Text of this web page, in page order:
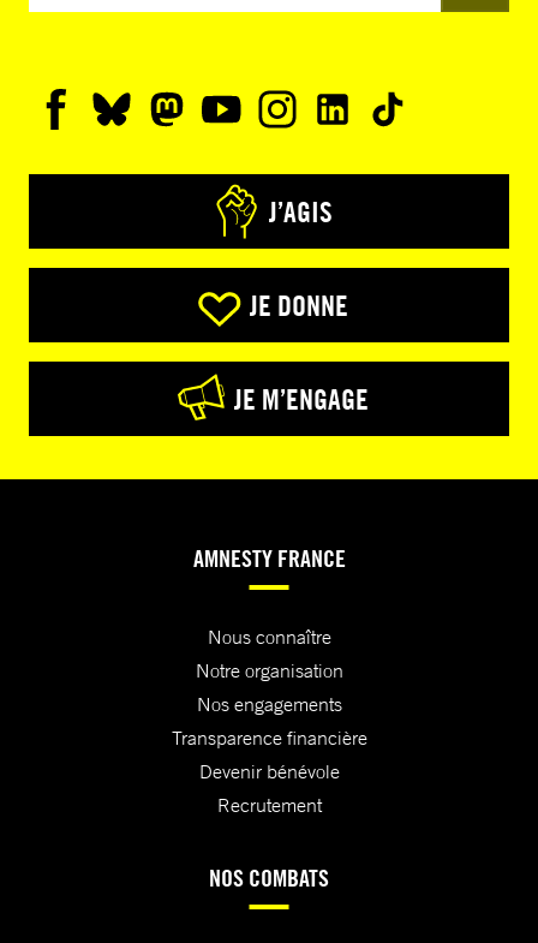
J’AGIS
JE DONNE
JE M’ENGAGE
AMNESTY FRANCE
Nous connaître
Notre organisation
Nos engagements
Transparence financière
Devenir bénévole
Recrutement
NOS COMBATS